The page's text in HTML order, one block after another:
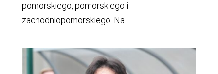
pomorskiego, pomorskiego i
zachodniopomorskiego. Na...